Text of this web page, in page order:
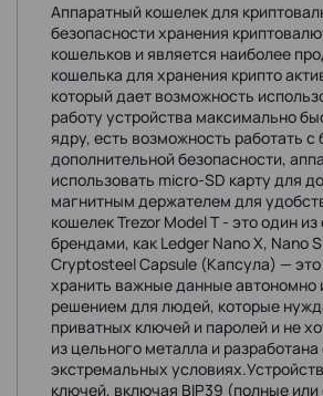
Аппаратный кошелек для
безопасности хранения
кошельков и является наиболее
кошелька для хранения крипто
который дает возможность
работу устройства максимально
ядру, есть возможность работать
дополнительной безопасности,
использовать micro-SD карту для
магнитным держателем для
кошелек Trezor Model T - это один
брендами, как Ledger Nano X, Nano
Cryptosteel Capsule (Капсула) — это
хранить важные данные автономно
решением для людей, которые
приватных ключей и паролей и не
из цельного металла и
экстремальных
ключей, включая BIP39 (полные